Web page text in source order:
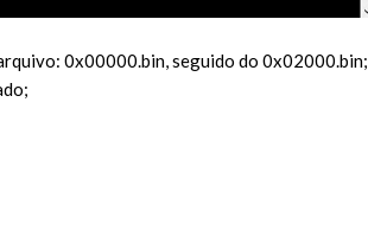
0x00000.bin, seguido do 0x02000.bin;